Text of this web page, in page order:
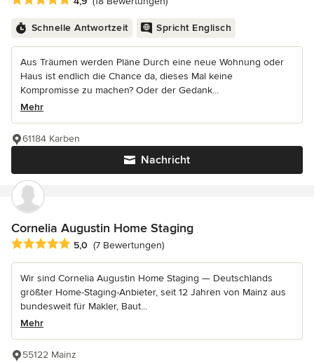
Schnelle Antwortzeit Spricht Englisch
Aus Träumen werden Pläne Durch eine neue Wohnung oder
Haus ist endlich die Chance da, dieses Mal keine
Kompromisse zu machen? Oder der Gedank...
Mehr
Nachricht
61184 Karben
Cornelia Augustin Home Staging
Durchschnittliche Bewertung: 5 von 5 Sternen
5,0 (7 Bewertungen)
Wir sind Cornelia Augustin Home Staging — Deutschlands
größter Home-Staging-Anbieter, seit 12 Jahren von Mainz aus
bundesweit für Makler, Baut...
Mehr
55122 Mainz